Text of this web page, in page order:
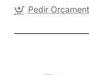
Pedir